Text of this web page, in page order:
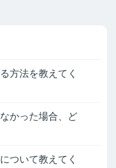
方法を教えてく
かった場合、ど
ついて教えてく